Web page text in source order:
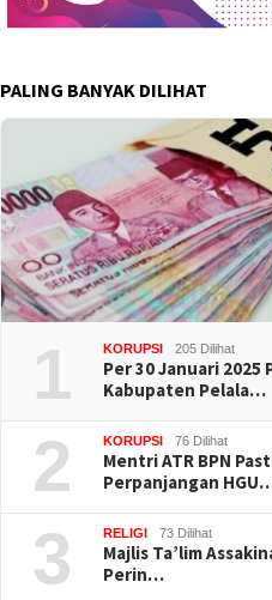
PALING BANYAK DILIHAT
1 KORUPSI 205 Dilihat
Per 30 Januari 2025
Kabupaten Pelala…
2 KORUPSI 76 Dilihat
Mentri ATR BPN
Perpanjangan
3 RELIGI 73 Dilihat
Majlis Ta’lim
Perin…